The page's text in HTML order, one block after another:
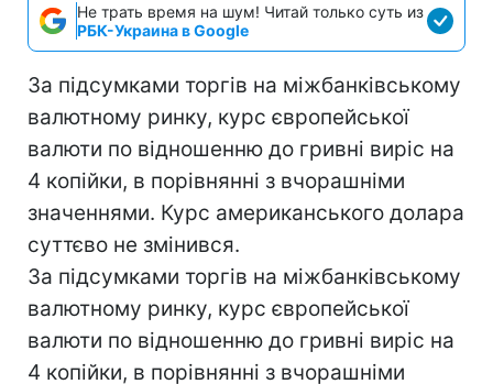
Не трать время на шум! Читай только суть из
РБК-Украина в Google
За підсумками торгів на міжбанківському
валютному ринку, курс європейської
валюти по відношенню до гривні виріс на
4 копійки, в порівнянні з вчорашніми
значеннями. Курс американського долара
суттєво не змінився.
За підсумками торгів на міжбанківському
валютному ринку, курс європейської
валюти по відношенню до гривні виріс на
4 копійки, в порівнянні з вчорашніми